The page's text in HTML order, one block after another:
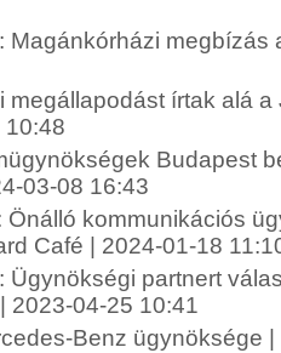
Magánkórházi megbízás
megállapodást írtak alá
10:48
Budapest
03-08 16:43
Önálló kommunikációs
Café | 2024-01-18
Ügynökségi partnert
2023-04-25 10:41
Benz ügynöksége